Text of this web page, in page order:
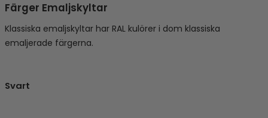
Färger Emaljskyltar
Klassiska emaljskyltar har RAL kulörer i dom klassiska
emaljerade färgerna.
Svart